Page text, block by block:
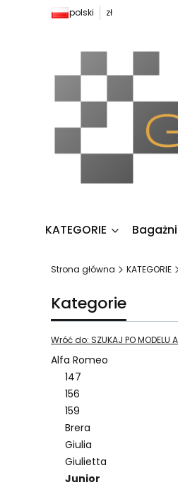
polski zł
KATEGORIE
Strona główna KATEGORIE
Kategorie
Wróć do: SZUKAJ PO MODELU
Alfa Romeo
147
156
159
Brera
Giulia
Giulietta
Junior